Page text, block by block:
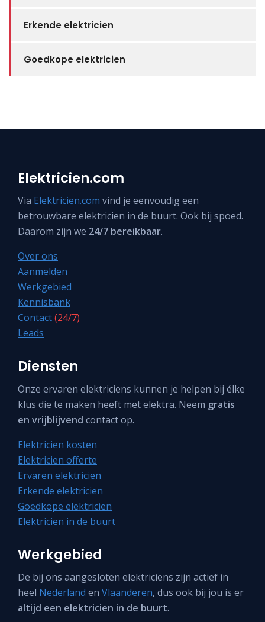
Erkende elektricien
Goedkope elektricien
Elektricien.com
Via Elektricien.com vind je eenvoudig een
betrouwbare elektricien in de buurt. Ook bij spoed.
Daarom zijn we 24/7 bereikbaar.
Over ons
Aanmelden
Werkgebied
Kennisbank
Contact(24/7)
Leads
Diensten
Onze ervaren elektriciens kunnen je helpen bij élke
klus die te maken heeft met elektra. Neem gratis
en vrijblijvend contact op.
Elektricien kosten
Elektricien offerte
Ervaren elektricien
Erkende elektricien
Goedkope elektricien
Elektricien in de buurt
Werkgebied
De bij ons aangesloten elektriciens zijn actief in
heel Nederland en Vlaanderen, dus ook bij jou is er
altijd een elektricien in de buurt.